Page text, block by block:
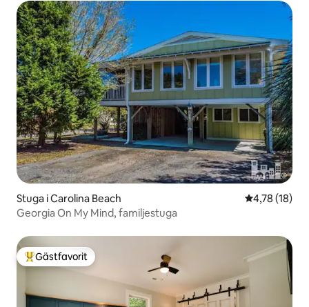
Stuga i Carolina Beach 4,78 av 5 i
4,78 (18)
Georgia On My Mind, familjestuga
Populär gästfavorit
Gästfavorit